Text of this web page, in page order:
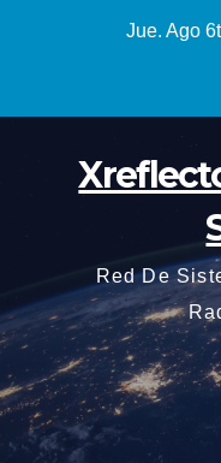
Jue. Ago
Red De